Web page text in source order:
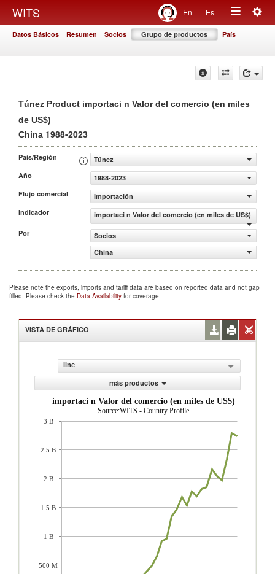
WITS En Es
Toggle
Datos Básicos Resumen Socios Grupo de productos País
Túnez Product importaci n Valor del comercio (en miles
de US$)
China 1988-2023
País/Región
Túnez
Año
1988-2023
Flujo comercial
Importación
Indicador
importaci n Valor del comercio (en miles de US$)
Por
Socios
China
Please note the exports, imports and tariff data are based on reported data and not gap
filled. Please check the Data Availability for coverage.
VISTA DE GRÁFICO
line
más productos
importaci n Valor del comercio (en miles de US$)
Source:WITS - Country Profile
3 B
2.5 B
2 B
1.5 B
1 B
500 M